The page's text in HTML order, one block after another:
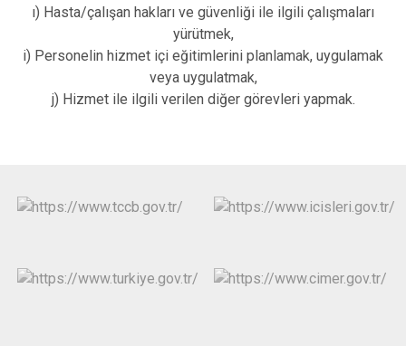
ı) Hasta/çalışan hakları ve güvenliği ile ilgili çalışmaları
yürütmek,
i) Personelin hizmet içi eğitimlerini planlamak, uygulamak
veya uygulatmak,
j) Hizmet ile ilgili verilen diğer görevleri yapmak.